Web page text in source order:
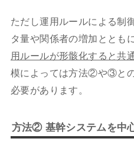
ただし運用ルールによる制
タ量や関係者の増加ととも
用ルールが形骸化すると共
模によっては方法②や③と
必要があります。
方法② 基幹システムを中